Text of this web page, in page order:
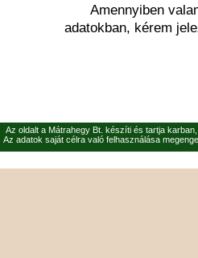
Amennyiben
adatokban, kérem
Az oldalt a Mátrahegy Bt. készíti és tartja
Az adatok saját célra való felhasználása